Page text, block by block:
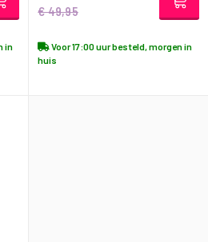
in
€ 49,95
Voor 17:00 uur besteld, morgen in
huis